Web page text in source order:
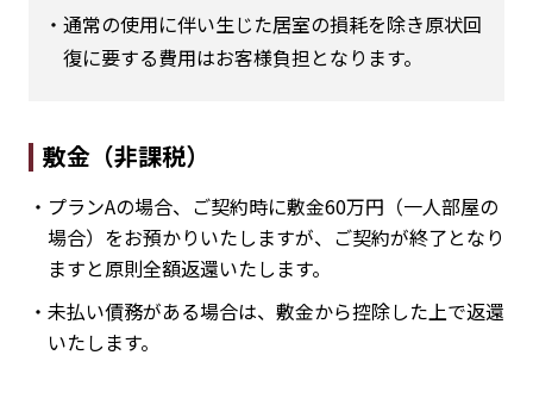
・通常の使用に伴い生じた居室の損耗を除き原状回
復に要する費用はお客様負担となります。
敷金（非課税）
・プランAの場合、ご契約時に敷金60万円（一人部屋の
場合）をお預かりいたしますが、ご契約が終了となり
ますと原則全額返還いたします。
・未払い債務がある場合は、敷金から控除した上で返還
いたします。